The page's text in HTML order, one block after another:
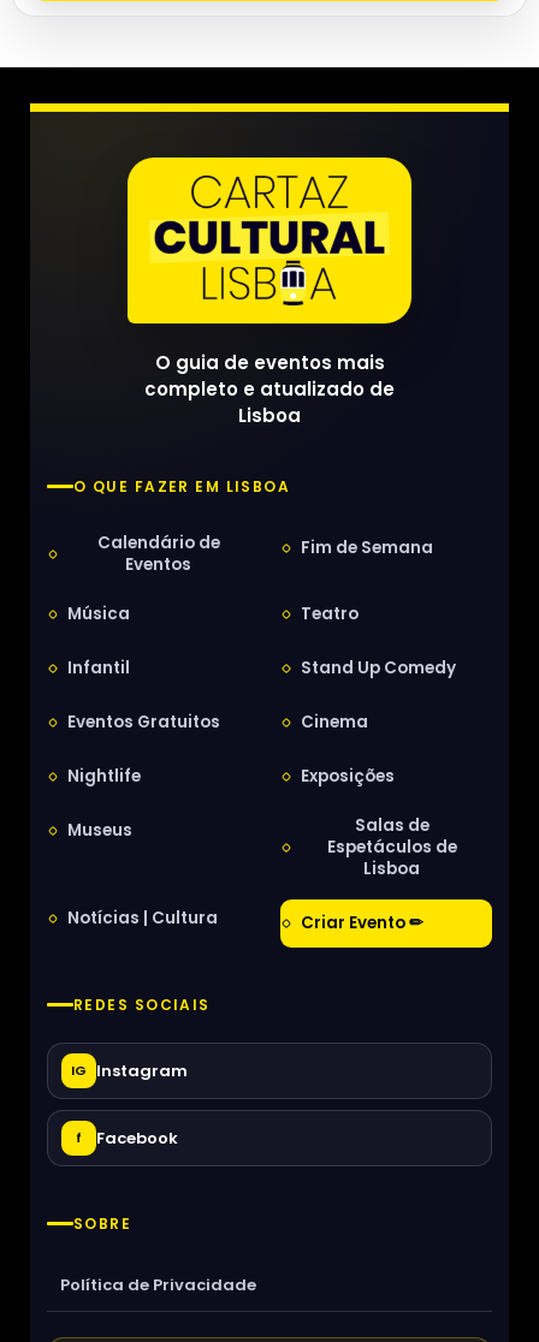
O guia de eventos mais
completo e atualizado de
Lisboa
O QUE FAZER EM LISBOA
Calendário de
Eventos
Fim de Semana
Música Teatro
Infantil Stand Up Comedy
Eventos Gratuitos Cinema
Nightlife Exposições
Museus
Salas de
Espetáculos de
Lisboa
Notícias | Cultura Criar Evento ✏
REDES SOCIAIS
IG Instagram
f Facebook
SOBRE
Política de Privacidade